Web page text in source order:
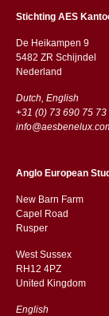
Stichting AES
De Heikampen 9
5482 ZR Schijndel
​​Nederland
Dutch, English
+31 (0) 73 690 75 73
Anglo European
New Barn Farm
Capel Road
​​Rusper
West Sussex
RH12 4PZ
​​United Kingdom
English